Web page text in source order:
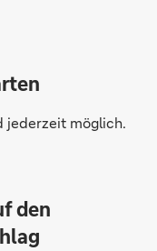
jederzeit möglich.
den